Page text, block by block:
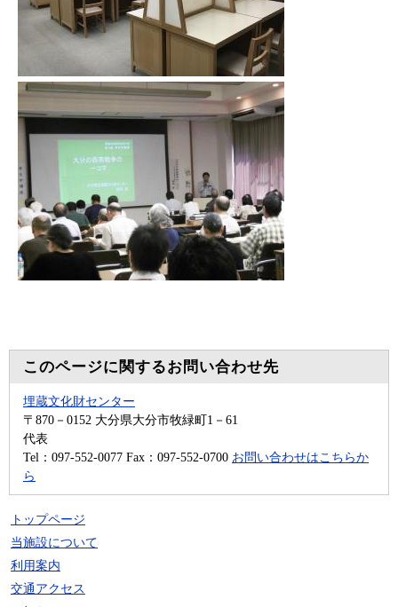
このページに関するお問い合わせ先
埋蔵文化財センター
〒870－0152 大分県大分市牧緑町1－61
代表
Tel：097-552-0077 Fax：097-552-0700 お問い合わせはこちらか
ら
トップページ
当施設について
利用案内
交通アクセス